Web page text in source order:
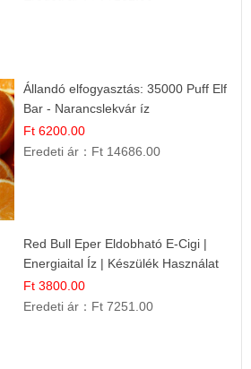
Állandó elfogyasztás: 35000 Puff Elf
Bar - Narancslekvár íz
Ft 6200.00
Eredeti ár： Ft 14686.00
Red Bull Eper Eldobható E-Cigi |
Energiaital Íz | Készülék Használat
Ft 3800.00
Eredeti ár： Ft 7251.00